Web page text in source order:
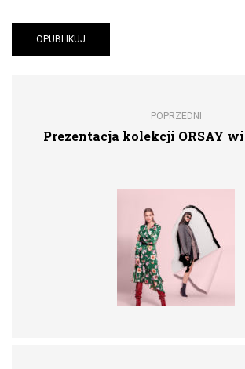
POPRZEDNI
Prezentacja kolekcji ORSAY